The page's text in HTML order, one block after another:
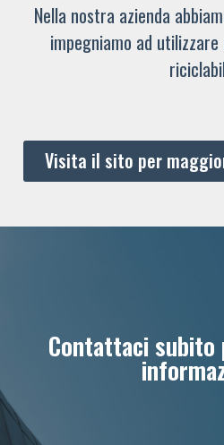
Nella nostra azienda
impegniamo ad
Visita il sito per
Contattaci subito